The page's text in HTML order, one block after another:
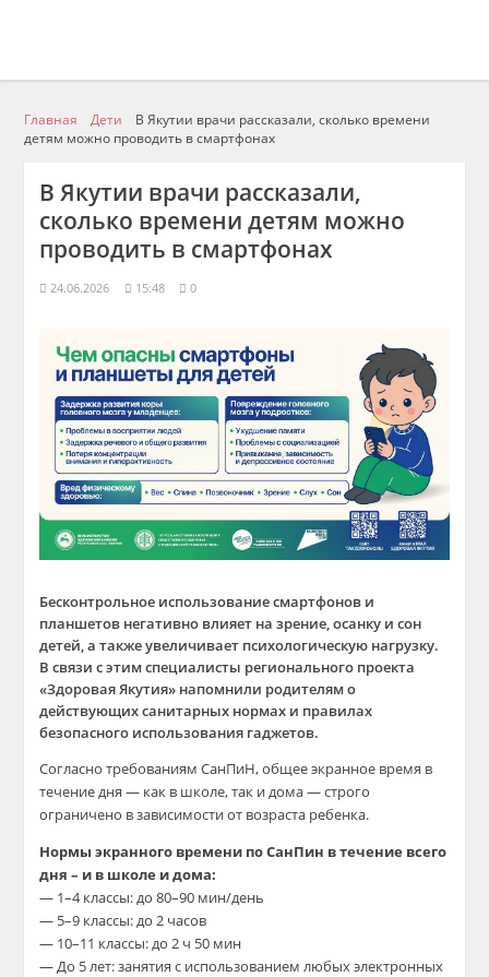
Главная Дети
В Якутии врачи рассказали, сколько времени
детям можно проводить в смартфонах
В Якутии врачи рассказали,
сколько времени детям можно
проводить в смартфонах
24.06.2026 15:48 0
Бесконтрольное использование смартфонов и
планшетов негативно влияет на зрение, осанку и сон
детей, а также увеличивает психологическую нагрузку.
В связи с этим специалисты регионального проекта
«Здоровая Якутия» напомнили родителям о
действующих санитарных нормах и правилах
безопасного использования гаджетов.
Согласно требованиям СанПиН, общее экранное время в
течение дня — как в школе, так и дома — строго
ограничено в зависимости от возраста ребенка.
Нормы экранного времени по СанПин в течение всего
дня – и в школе и дома:
— 1–4 классы: до 80–90 мин/день
— 5–9 классы: до 2 часов
— 10–11 классы: до 2 ч 50 мин
— До 5 лет: занятия с использованием любых электронных